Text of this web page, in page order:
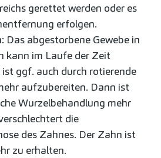
gerettet werden oder es
erfolgen.
Das abgestorbene Gewebe in
kann im Laufe der Zeit
ggf. auch durch rotierende
aufzubereiten. Dann ist
Wurzelbehandlung mehr
die
des Zahnes. Der Zahn ist
zu erhalten.